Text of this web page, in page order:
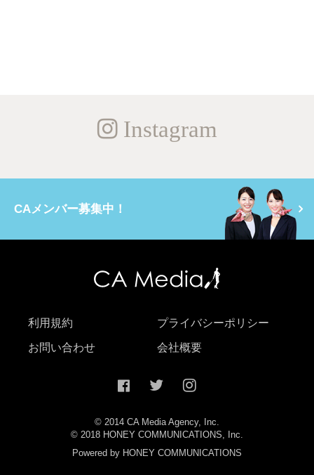
Instagram
CAメンバー募集中！
利用規約 プライバシーポリシー
お問い合わせ 会社概要
© 2014 CA Media Agency, Inc.
© 2018 HONEY COMMUNICATIONS, Inc.
Powered by HONEY COMMUNICATIONS